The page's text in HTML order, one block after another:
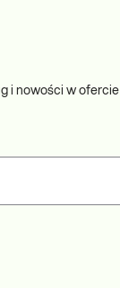
i nowości w ofercie